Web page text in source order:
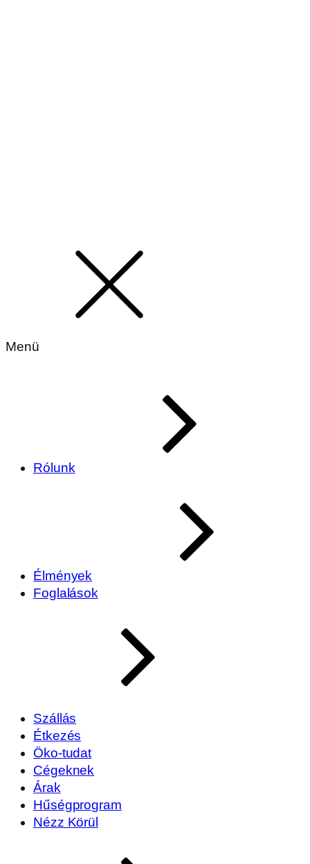
Menü
Rólunk
Élmények
Foglalások
Szállás
Étkezés
Öko-tudat
Cégeknek
Árak
Hűségprogram
Nézz Körül